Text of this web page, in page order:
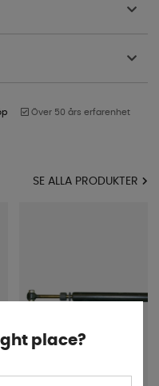
Över 50 års erfarenhet
SE ALLA PRODUKTER
place?